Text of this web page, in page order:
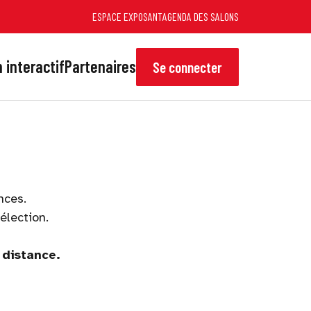
ESPACE EXPOSANTAGENDA DES SALONS
interactifPartenaires Se connecter